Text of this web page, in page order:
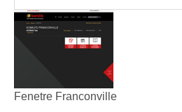
Fenetre Franconville